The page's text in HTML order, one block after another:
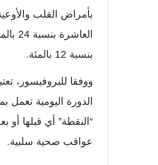
بنسبة 12 بالمئة.
الدورة اليومية
“النقطة” أي قبلها أو
عواقب صحية سلبية.